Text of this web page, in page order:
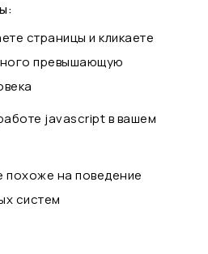
страницы и кликаете
превышающую
javascript в вашем
похоже на поведение
систем